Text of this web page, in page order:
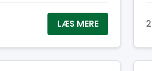
LÆS MERE